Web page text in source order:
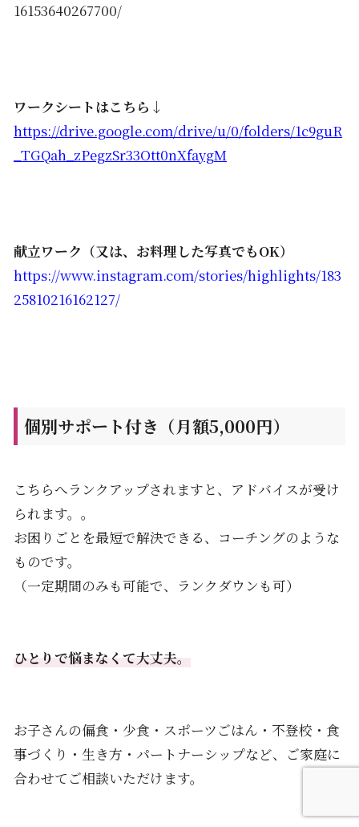
16153640267700/
ワークシートはこちら↓
https://drive.google.com/drive/u/0/folders/1c9guR
TGQah_zPegzSr33Ott0nXfaygM
献立ワーク（又は、お料理した写真でもOK）
https://www.instagram.com/stories/highlights/183
25810216162127/
個別サポート付き（月額5,000円）
こちらへランクアップされますと、アドバイスが受け
られます。。
お困りごとを最短で解決できる、コーチングのような
ものです。
（一定期間のみも可能で、ランクダウンも可）
ひとりで悩まなくて大丈夫。
お子さんの偏食・少食・スポーツごはん・不登校・食
事づくり・生き方・パートナーシップなど、ご家庭に
合わせてご相談いただけます。